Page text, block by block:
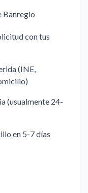
Banregio
con tus
(INE,
(usualmente 24-
en 5-7 días